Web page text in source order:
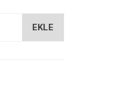
EKLE